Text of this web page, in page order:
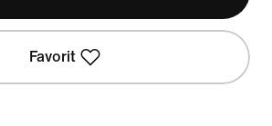
Favorit